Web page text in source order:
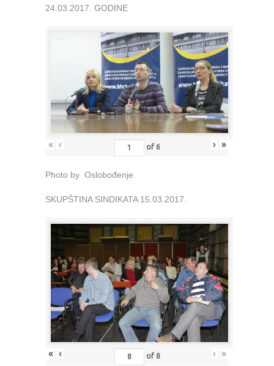
24.03.2017. GODINE
« ‹ of 6 › »
Photo by Oslobođenje
SKUPŠTINA SINDIKATA 15.03.2017.
« ‹ of 8 › »